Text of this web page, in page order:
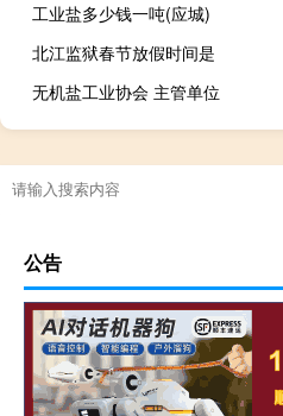
工业盐多少钱一吨(应城)
北江监狱春节放假时间是
无机盐工业协会 主管单位
公告